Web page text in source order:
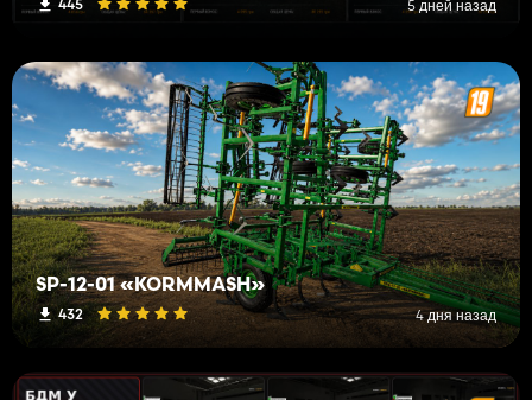
445 5 дней назад
SP-12-01 «KORMMASH»
432 4 дня назад